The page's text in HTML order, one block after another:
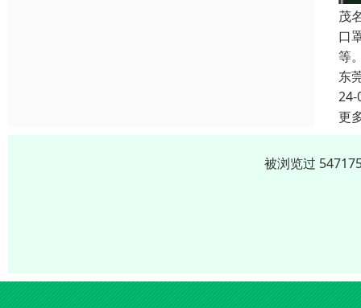
茂
口
等
东
24-
更
被浏览过